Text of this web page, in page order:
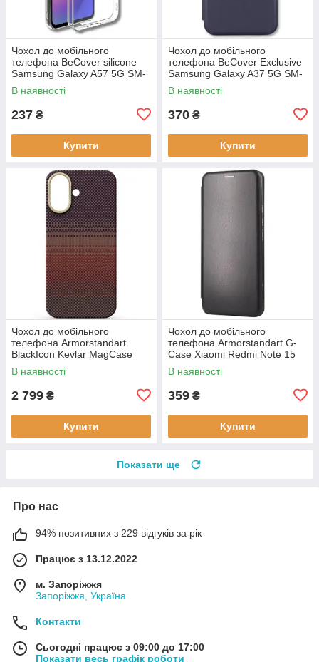
Чохол до мобільного
телефона BeCover silicone
Samsung Galaxy A57 5G SM-
A576 Transparent (714858)
В наявності
237 ₴
Купити
Чохол до мобільного
телефона BeCover Exclusive
Samsung Galaxy A37 5G SM-
A376 Deep Blue (715019)
В наявності
370 ₴
Купити
Чохол до мобільного
телефона Armorstandart
BlackIcon Kevlar MagCase
Apple iPhone 17 Sunset
(ARM90153)
В наявності
2 799 ₴
Купити
Чохол до мобільного
телефона Armorstandart G-
Case Xiaomi Redmi Note 15
4G Black (ARM89695)
В наявності
359 ₴
Купити
Показати ще
Про нас
94% позитивних з 229 відгуків за рік
Працює з 13.12.2022
м. Запоріжжя
Запоріжжя, Україна
Контакти
Сьогодні працює з 09:00 до 17:00
Показати весь графік роботи